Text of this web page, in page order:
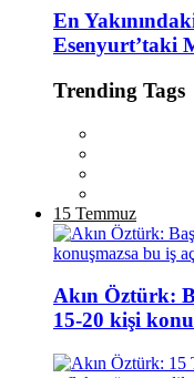
En
Esenyurt’taki
Trending Tags
15 Temmuz
Akın Öztürk:
15-20 kişi